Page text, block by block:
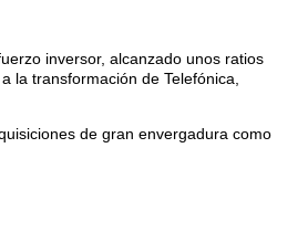
inversor, alcanzado unos ratios
la transformación de Telefónica,
de gran envergadura como